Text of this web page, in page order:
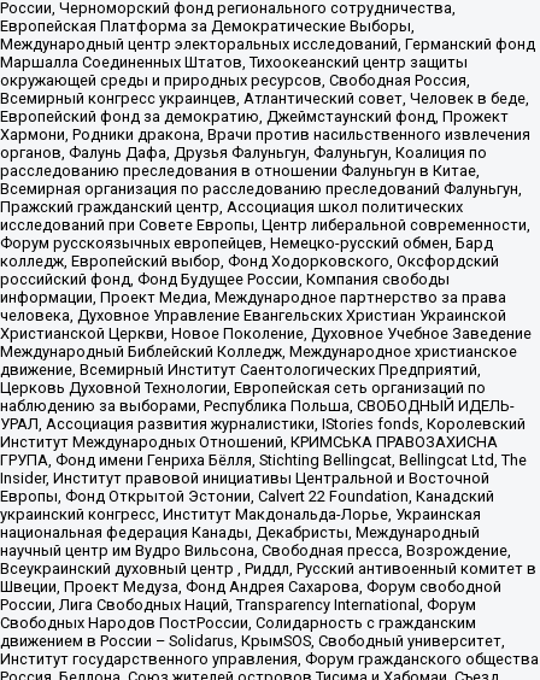
России, Черноморский фонд регионального сотрудничества,
Европейская Платформа за Демократические Выборы,
Международный центр электоральных исследований, Германский фонд
Маршалла Соединенных Штатов, Тихоокеанский центр защиты
окружающей среды и природных ресурсов, Свободная Россия,
Всемирный конгресс украинцев, Атлантический совет, Человек в беде,
Европейский фонд за демократию, Джеймстаунский фонд, Прожект
Хармони, Родники дракона, Врачи против насильственного извлечения
органов, Фалунь Дафа, Друзья Фалуньгун, Фалуньгун, Коалиция по
расследованию преследования в отношении Фалуньгун в Китае,
Всемирная организация по расследованию преследований Фалуньгун,
Пражский гражданский центр, Ассоциация школ политических
исследований при Совете Европы, Центр либеральной современности,
Форум русскоязычных европейцев, Немецко-русский обмен, Бард
колледж, Европейский выбор, Фонд Ходорковского, Оксфордский
российский фонд, Фонд Будущее России, Компания свободы
информации, Проект Медиа, Международное партнерство за права
человека, Духовное Управление Евангельских Христиан Украинской
Христианской Церкви, Новое Поколение, Духовное Учебное Заведение
Международный Библейский Колледж, Международное христианское
движение, Всемирный Институт Саентологических Предприятий,
Церковь Духовной Технологии, Европейская сеть организаций по
наблюдению за выборами, Республика Польша, СВОБОДНЫЙ ИДЕЛЬ-
УРАЛ, Ассоциация развития журналистики, IStories fonds, Королевский
Институт Международных Отношений, КРИМСЬКА ПРАВОЗАХИСНА
ГРУПА, Фонд имени Генриха Бёлля, Stichting Bellingcat, Bellingcat Ltd, The
Insider, Институт правовой инициативы Центральной и Восточной
Европы, Фонд Открытой Эстонии, Calvert 22 Foundation, Канадский
украинский конгресс, Институт Макдональда-Лорье, Украинская
национальная федерация Канады, Декабристы, Международный
научный центр им Вудро Вильсона, Свободная пресса, Возрождение,
Всеукраинский духовный центр , Риддл, Русский антивоенный комитет в
Швеции, Проект Медуза, Фонд Андрея Сахарова, Форум свободной
России, Лига Свободных Наций, Transparеncy International, Форум
Свободных Народов ПостРоссии, Солидарность с гражданским
движением в России – Solidarus, КрымSOS, Свободный университет,
Институт государственного управления, Форум гражданского общества